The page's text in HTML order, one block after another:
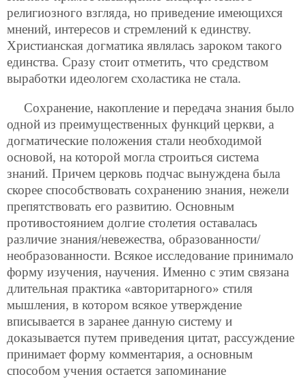
религиозного взгляда, но приведение имеющихся
мнений, интересов и стремлений к единству.
Христианская догматика являлась зароком такого
единства. Сразу стоит отметить, что средством
выработки идеологем схоластика не стала.
Сохранение, накопление и передача знания было
одной из преимущественных функций церкви, а
догматические положения стали необходимой
основой, на которой могла строиться система
знаний. Причем церковь подчас вынуждена была
скорее способствовать сохранению знания, нежели
препятствовать его развитию. Основным
противостоянием долгие столетия оставалась
различие знания/невежества, образованности/
необразованности. Всякое исследование принимало
форму изучения, научения. Именно с этим связана
длительная практика «авторитарного» стиля
мышления, в котором всякое утверждение
вписывается в заранее данную систему и
доказывается путем приведения цитат, рассуждение
принимает форму комментария, а основным
способом учения остается запоминание